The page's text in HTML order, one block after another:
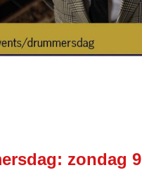
zondag